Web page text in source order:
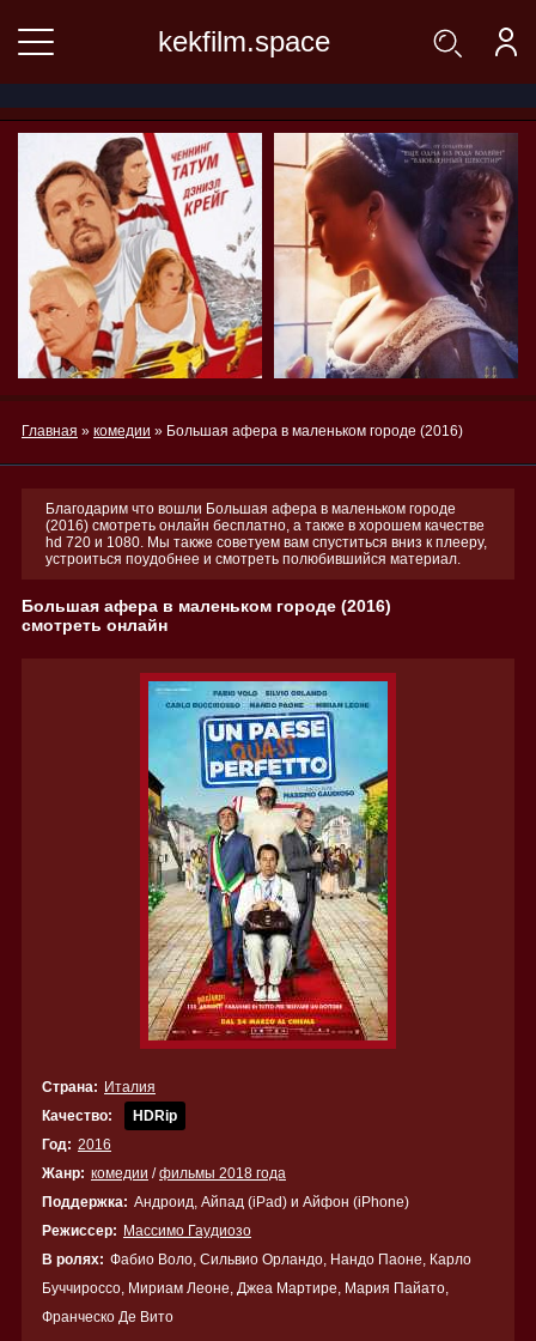
kekfilm.space
Главная » комедии » Большая афера в маленьком городе (2016)
Благодарим что вошли Большая афера в маленьком городе
(2016) смотреть онлайн бесплатно, а также в хорошем качестве
hd 720 и 1080. Мы также советуем вам спуститься вниз к плееру,
устроиться поудобнее и смотреть полюбившийся материал.
Большая афера в маленьком городе (2016)
смотреть онлайн
Страна: Италия
Качество:
HDRip
Год: 2016
Жанр: комедии /фильмы 2018 года
Поддержка: Андроид, Айпад (iPad) и Айфон (iPhone)
Режиссер: Массимо Гаудиозо
В ролях: Фабио Воло, Сильвио Орландо, Нандо Паоне, Карло
Буччироссо, Мириам Леоне, Джеа Мартире, Мария Пайато,
Франческо Де Вито